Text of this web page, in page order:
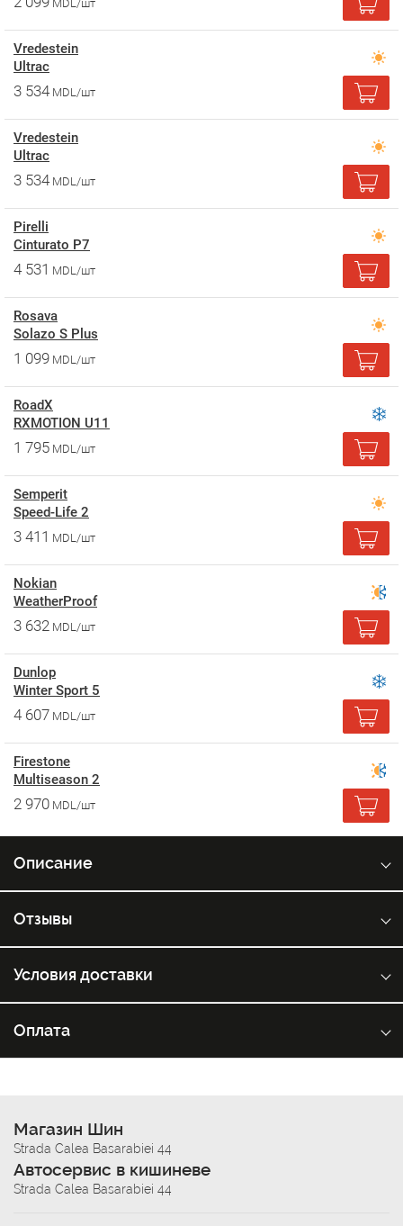
MDL/шт
Vredestein
Ultrac
3 534 MDL/шт
Vredestein
Ultrac
3 534 MDL/шт
Pirelli
Cinturato P7
4 531 MDL/шт
Rosava
Solazo S Plus
1 099 MDL/шт
RoadX
RXMOTION U11
1 795 MDL/шт
Semperit
Speed-Life 2
3 411 MDL/шт
Nokian
WeatherProof
3 632 MDL/шт
Dunlop
Winter Sport 5
4 607 MDL/шт
Firestone
Multiseason 2
2 970 MDL/шт
Описание
Отзывы
Условия доставки
Оплата
Магазин Шин
Strada Calea Basarabiei 44
Автосервис в кишиневе
Strada Calea Basarabiei 44